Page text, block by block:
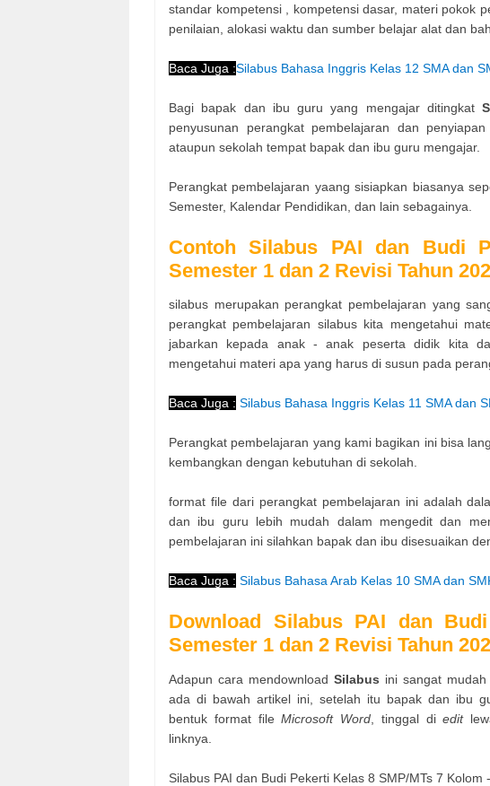
standar kompetensi , kompetensi dasar, materi pokok
penilaian, alokasi waktu dan sumber belajar alat dan
Baca Juga :Silabus Bahasa Inggris Kelas 12 SMA dan
Bagi bapak dan ibu guru yang mengajar ditingkat
penyusunan perangkat pembelajaran dan
ataupun sekolah tempat bapak dan ibu guru mengajar.
Perangkat pembelajaran yaang sisiapkan biasanya
Semester, Kalendar Pendidikan, dan lain sebagainya.
Contoh Silabus PAI dan Budi
Semester 1 dan 2 Revisi Tahun
silabus merupakan perangkat pembelajaran yang
perangkat pembelajaran silabus kita mengetahui
jabarkan kepada anak - anak peserta didik kita
mengetahui materi apa yang harus di susun pada
Baca Juga : Silabus Bahasa Inggris Kelas 11 SMA dan
Perangkat pembelajaran yang kami bagikan ini bisa
kembangkan dengan kebutuhan di sekolah.
format file dari perangkat pembelajaran ini adalah
dan ibu guru lebih mudah dalam mengedit dan
pembelajaran ini silahkan bapak dan ibu disesuaikan
Baca Juga : Silabus Bahasa Arab Kelas 10 SMA dan
Download Silabus PAI dan
Semester 1 dan 2 Revisi Tahun
Adapun cara mendownload Silabus ini sangat
ada di bawah artikel ini, setelah itu bapak dan ibu
bentuk format fileMicrosoft Word , tinggal diedit
linknya.
Silabus PAI dan Budi Pekerti Kelas 8 SMP/MTs 7 Kolom -